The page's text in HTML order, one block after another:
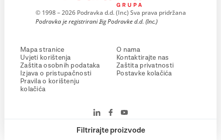
Filtrirajte proizvode
© 1998 – 2026 Podravka d.d. (Inc) Sva prava pridržana
Podravka je registrirani žig Podravke d.d. (Inc.)
Mapa stranice
Uvjeti korištenja
Zaštita osobnih podataka
Izjava o pristupačnosti
Pravila o korištenju
kolačića
O nama
Kontaktirajte nas
Zaštita privatnosti
Postavke kolačića